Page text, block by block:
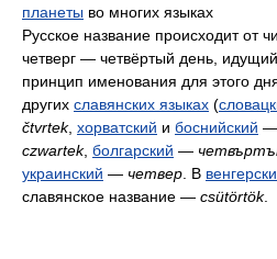
планеты во многих языках
Русское название происходит от
четверг — четвёртый день,
принцип именования для этого
других славянских языках (
čtvrtek, хорватский и боснийский —
czwartek, болгарский —
украинский — четвер . В
славянское название — csütörtök.